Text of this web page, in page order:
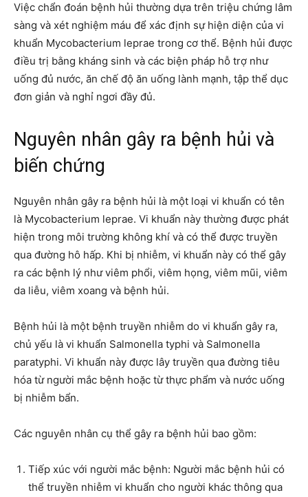
Việc chẩn đoán bệnh hủi thường dựa trên triệu chứng lâm
sàng và xét nghiệm máu để xác định sự hiện diện của vi
khuẩn Mycobacterium leprae trong cơ thể. Bệnh hủi được
điều trị bằng kháng sinh và các biện pháp hỗ trợ như
uống đủ nước, ăn chế độ ăn uống lành mạnh, tập thể dục
đơn giản và nghỉ ngơi đầy đủ.
Nguyên nhân gây ra bệnh hủi và
biến chứng
Nguyên nhân gây ra bệnh hủi là một loại vi khuẩn có tên
là Mycobacterium leprae. Vi khuẩn này thường được phát
hiện trong môi trường không khí và có thể được truyền
qua đường hô hấp. Khi bị nhiễm, vi khuẩn này có thể gây
ra các bệnh lý như viêm phổi, viêm họng, viêm mũi, viêm
da liễu, viêm xoang và bệnh hủi.
Bệnh hủi là một bệnh truyền nhiễm do vi khuẩn gây ra,
chủ yếu là vi khuẩn Salmonella typhi và Salmonella
paratyphi. Vi khuẩn này được lây truyền qua đường tiêu
hóa từ người mắc bệnh hoặc từ thực phẩm và nước uống
bị nhiễm bẩn.
Các nguyên nhân cụ thể gây ra bệnh hủi bao gồm:
Tiếp xúc với người mắc bệnh: Người mắc bệnh hủi có
thể truyền nhiễm vi khuẩn cho người khác thông qua